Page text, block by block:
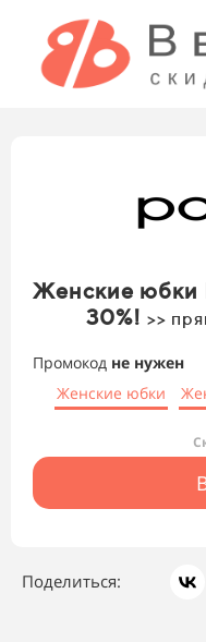
Женские юбки
30%! >>
Промокод не нужен
Женские юбки
Поделиться: